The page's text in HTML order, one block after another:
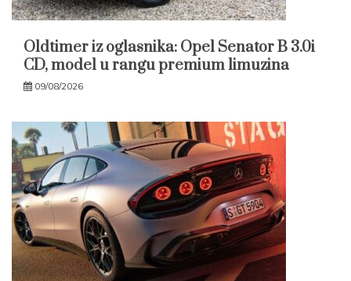
Oldtimer iz oglasnika: Opel Senator B 3.0i
CD, model u rangu premium limuzina
09/08/2026